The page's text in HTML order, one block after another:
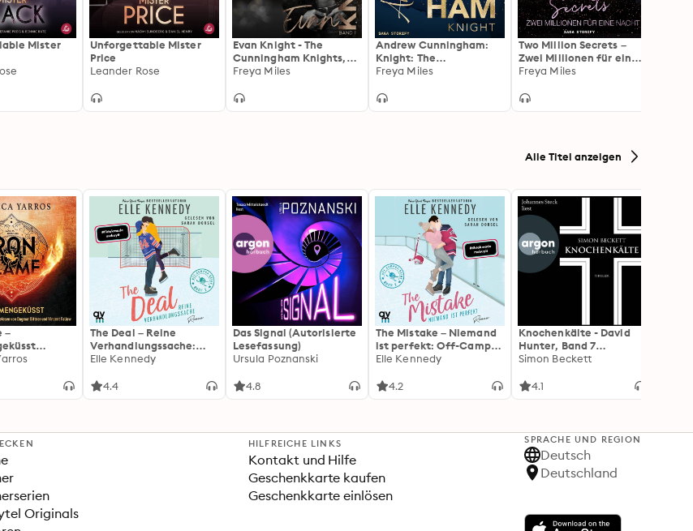
Mister
Unforgettable Mister
Price
Leander Rose
Evan Knight - The
Cunningham Knights,
Band 1 (ungekürzt)
Freya Miles
Andrew Cunningham:
Knight: The
Cunningham Knights 7
Freya Miles
Two Million Secrets –
Zwei Millionen für eine
Nacht
Freya Miles
Alle Titel anzeigen
–
Reihe
des
The Deal – Reine
Verhandlungssache:
Off-Campus 1 | Roman |
Prickelnde College-
Elle Kennedy
4.4
Das Signal (Autorisierte
Lesefassung)
Ursula Poznanski
4.8
The Mistake – Niemand
ist perfekt: Off-Campus
2 | Roman
Elle Kennedy
4.2
Knochenkälte - David
Hunter, Band 7
(Ungekürzte Lesung)
Simon Beckett
4.1
Originals
HILFREICHE LINKS
Kontakt und Hilfe
Geschenkkarte kaufen
Geschenkkarte einlösen
SPRACHE UND REGION
Deutsch
Deutschland